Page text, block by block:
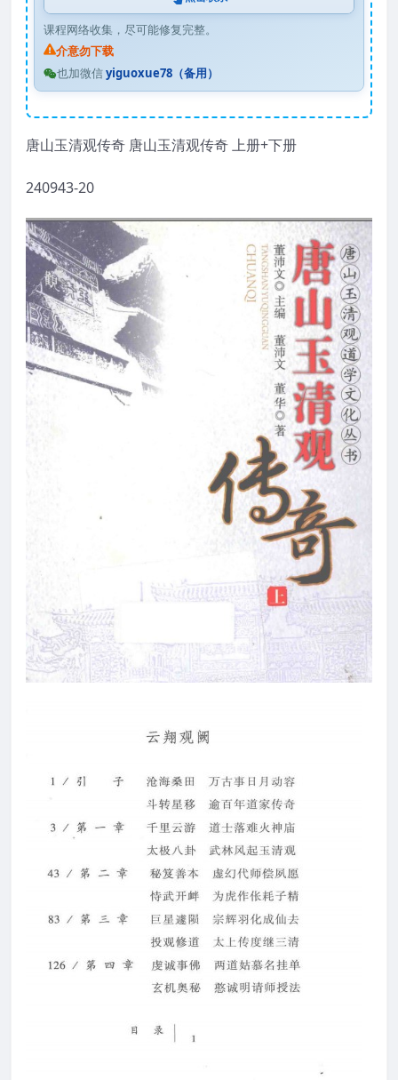
课程网络收集，尽可能修复完整。
介意勿下载
也加微信yiguoxue78（备用）
唐山玉清观传奇 唐山玉清观传奇 上册+下册
240943-20